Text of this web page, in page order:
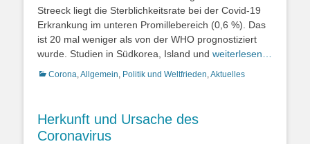
Streeck liegt die Sterblichkeitsrate bei der Covid-19
Erkrankung im unteren Promillebereich (0,6 %). Das
ist 20 mal weniger als von der WHO prognostiziert
wurde. Studien in Südkorea, Island und weiterlesen…
Kategorien
Corona,Allgemein, Politik und Weltfrieden,Aktuelles
Herkunft und Ursache des
Coronavirus